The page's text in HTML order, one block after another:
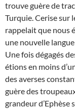
trouve guère de
Turquie. Cerise sur
rappelait que nous
une nouvelle
Une fois dégagés
étions en moins
des averses
guère des
grandeur d’Ephèse